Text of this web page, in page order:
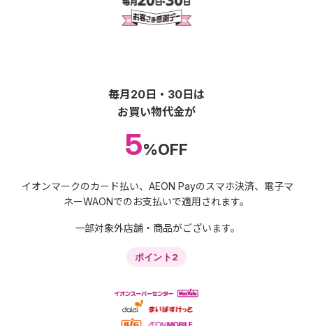
毎月20日・30日は
お買い物代金が
5%OFF
イオンマークのカード払い、AEON Payのスマホ決済、電子マ
ネーWAONでのお支払いで適用されます。
一部対象外店舗・商品がございます。
ポイント2